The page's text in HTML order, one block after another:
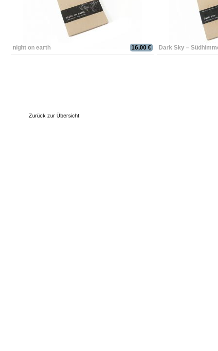
night on earth 16,00 € Dark Sky –
Zurück zur Übersicht